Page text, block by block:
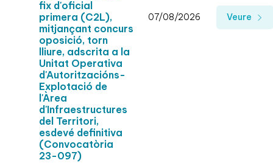
fix d'oficial
primera (C2L),
mitjançant concurs
oposició, torn
lliure, adscrita a la
Unitat Operativa
d'Autoritzacións-
Explotació de
l'Àrea
d'Infraestructures
del Territori,
esdevé definitiva
(Convocatòria
23-097)
07/08/2026 Veure